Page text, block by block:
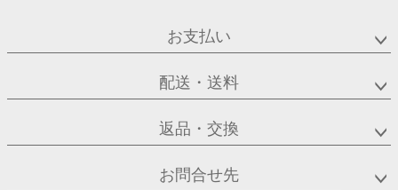
お支払い
配送・送料
返品・交換
お問合せ先